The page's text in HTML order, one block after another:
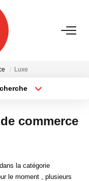
Luxe
commerce
la catégorie
le moment , plusieurs